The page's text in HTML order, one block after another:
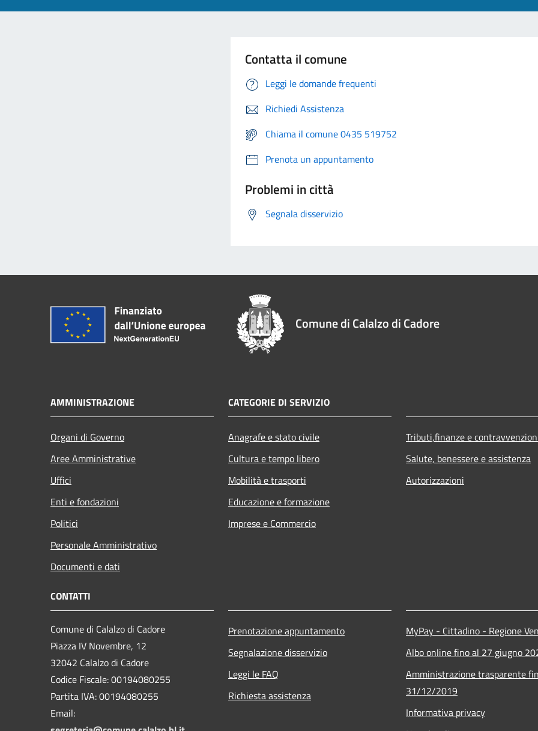
Contatta il comune
Leggi le domande frequenti
Richiedi Assistenza
Chiama il comune 0435 519752
Prenota un appuntamento
Problemi in città
Segnala disservizio
Comune di Calalzo di Cadore
AMMINISTRAZIONE
Organi di Governo
Aree Amministrative
Uffici
Enti e fondazioni
Politici
Personale Amministrativo
Documenti e dati
CATEGORIE DI SERVIZIO
Anagrafe e stato civile
Cultura e tempo libero
Mobilità e trasporti
Educazione e formazione
Imprese e Commercio
Tributi,finanze e
Salute, benessere e assistenza
Autorizzazioni
CONTATTI
Comune di Calalzo di Cadore
Piazza IV Novembre, 12
32042 Calalzo di Cadore
Codice Fiscale: 00194080255
Partita IVA: 00194080255
Email:
Prenotazione appuntamento
Segnalazione disservizio
Leggi le FAQ
Richiesta assistenza
MyPay - Cittadino - Regione
Albo online fino al 27 giugno
Amministrazione trasparente
31/12/2019
Informativa privacy